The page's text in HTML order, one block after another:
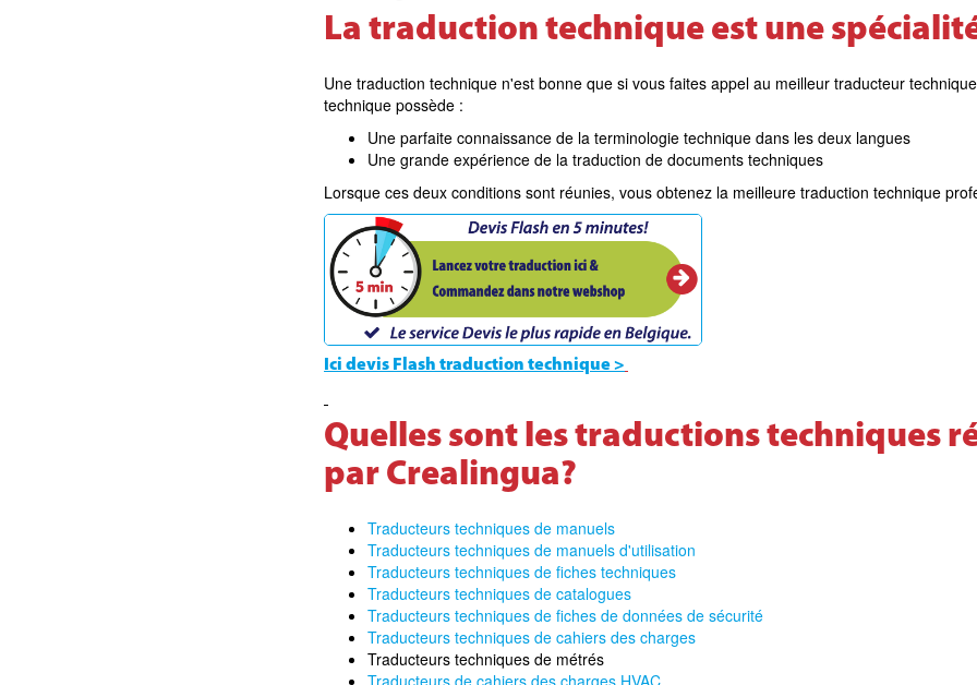
La traduction technique est une
Une traduction technique n'est bonne que si vous faites appel au meilleur traducteur
technique possède :
Une parfaite connaissance de la terminologie technique dans les deux langues
Une grande expérience de la traduction de documents techniques
Lorsque ces deux conditions sont réunies, vous obtenez la meilleure traduction technique
Ici devis Flash traduction technique >
Quelles sont les traductions techniques
par Crealingua?
Traducteurs techniques de manuels
Traducteurs techniques de manuels d'utilisation
Traducteurs techniques de fiches techniques
Traducteurs techniques de catalogues
Traducteurs techniques de fiches de données de sécurité
Traducteurs techniques de cahiers des charges
Traducteurs techniques de métrés
Traducteurs de cahiers des charges HVAC